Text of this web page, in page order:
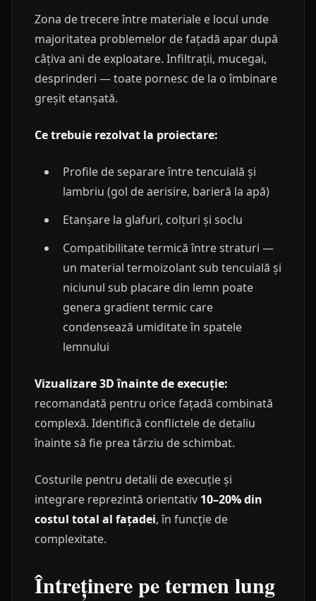
Zona de trecere între materiale e locul unde
majoritatea problemelor de fațadă apar după
câțiva ani de exploatare. Infiltrații, mucegai,
desprinderi — toate pornesc de la o îmbinare
greșit etanșată.
Ce trebuie rezolvat la proiectare:
Profile de separare între tencuială și
lambriu (gol de aerisire, barieră la apă)
Etanșare la glafuri, colțuri și soclu
Compatibilitate termică între straturi —
un material termoizolant sub tencuială și
niciunul sub placare din lemn poate
genera gradient termic care
condensează umiditate în spatele
lemnului
Vizualizare 3D înainte de execuție:
recomandată pentru orice fațadă combinată
complexă. Identifică conflictele de detaliu
înainte să fie prea târziu de schimbat.
Costurile pentru detalii de execuție și
integrare reprezintă orientativ 10–20% din
costul total al fațadei, în funcție de
complexitate.
Întreținere pe termen lung